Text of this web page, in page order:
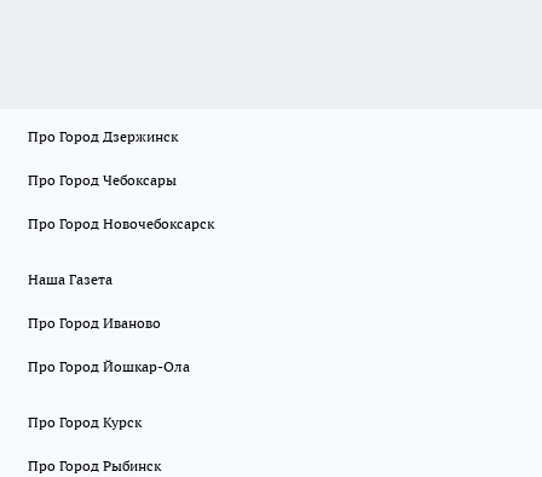
Про Город Дзержинск
Про Город Чебоксары
Про Город Новочебоксарск
Наша Газета
Про Город Иваново
Про Город Йошкар-Ола
Про Город Курск
Про Город Рыбинск